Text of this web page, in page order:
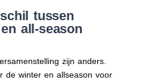
tussen
all-season
zijn anders.
de winter en allseason voor